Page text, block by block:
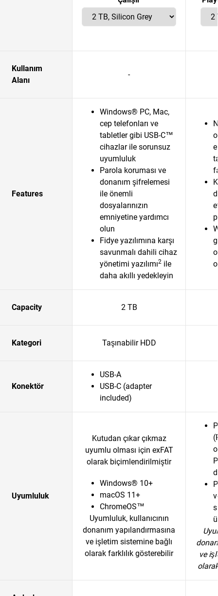
Kullanım
Alanı
-
Features
Windows® PC, Mac,
cep telefonları ve
tabletler gibi USB-C™
cihazlar ile sorunsuz
uyumluluk
Parola koruması ve
donanım şifrelemesi
ile önemli
dosyalarınızın
emniyetine yardımcı
olun
Fidye yazılımına karşı
savunmalı dahili cihaz
yönetimi yazılımı2 ile
daha akıllı yedekleyin
Capacity 2 TB
Kategori Taşınabilir HDD
Konektör
USB-A
USB-C (adapter
included)
Uyumluluk
Kutudan çıkar çıkmaz
uyumlu olması için exFAT
olarak biçimlendirilmiştir
Windows® 10+
macOS 11+
ChromeOS™
Uyumluluk, kullanıcının
donanım yapılandırmasına
ve işletim sistemine bağlı
olarak farklılık gösterebilir
ve